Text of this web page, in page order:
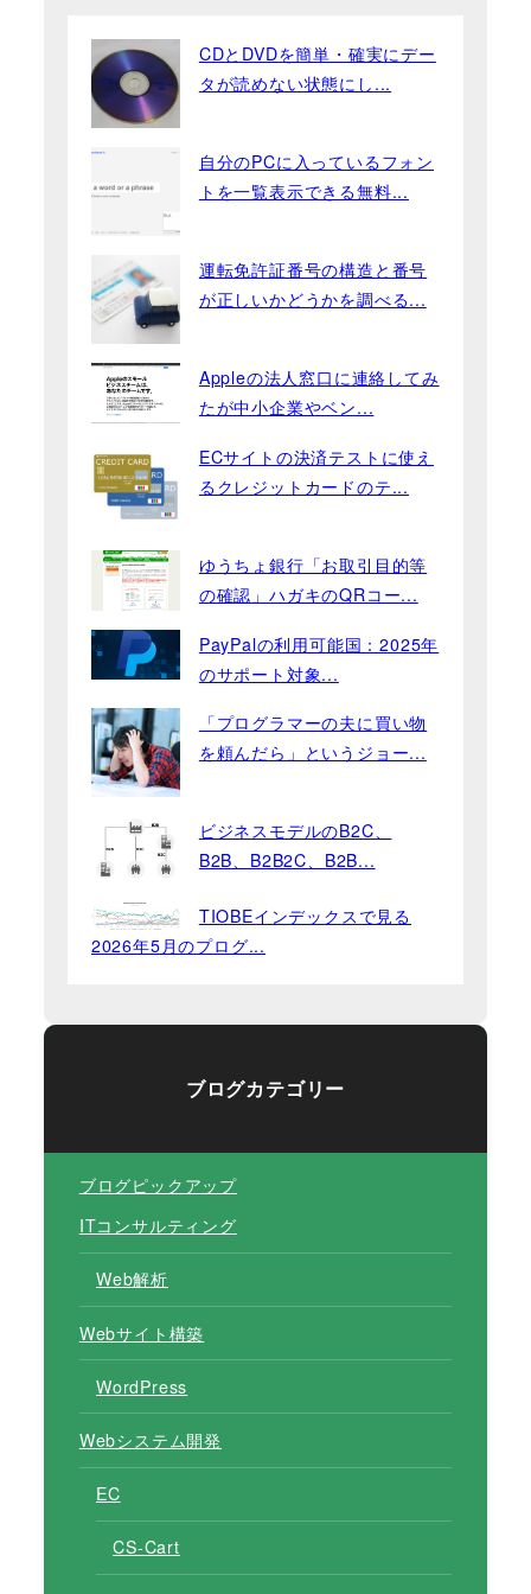
CDとDVDを簡単・確実にデー
タが読めない状態にし...
自分のPCに入っているフォン
トを一覧表示できる無料...
運転免許証番号の構造と番号
が正しいかどうかを調べる...
Appleの法人窓口に連絡してみ
たが中小企業やベン...
ECサイトの決済テストに使え
るクレジットカードのテ...
ゆうちょ銀行「お取引目的等
の確認」ハガキのQRコー...
PayPalの利用可能国：2025年
のサポート対象...
「プログラマーの夫に買い物
を頼んだら」というジョー...
ビジネスモデルのB2C、
B2B、B2B2C、B2B...
TIOBEインデックスで見る
2026年5月のプログ...
ブログカテゴリー
ブログピックアップ
ITコンサルティング
Web解析
Webサイト構築
WordPress
Webシステム開発
EC
CS-Cart